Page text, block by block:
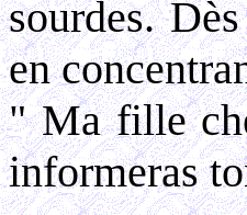
sourdes.
en
" Ma fille
informeras